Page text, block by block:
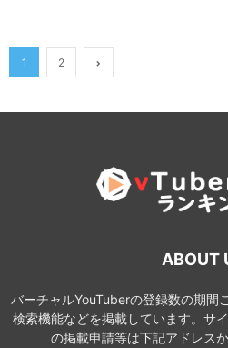
1 2
ABOUT
バーチャルYouTuberの登録数の期間
検索機能などを掲載しています。サ
の掲載申請等は下記アドレス